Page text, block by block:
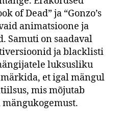
of Dead” ja “Gonzo’s
animatsioone ja
Samuti on saadaval
ja blacklisti
luksusliku
et igal mängul
mis mõjutab